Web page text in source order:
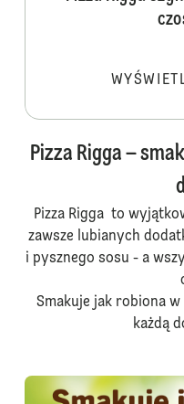
Pizza Rigga –
Pizza Rigga to
zawsze lubianych
i pysznego sosu - a
Smakuje jak robiona
każdą